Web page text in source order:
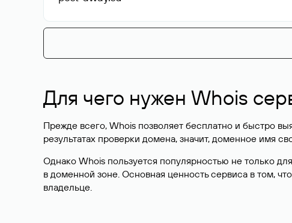
Для чего нужен Whois
Прежде всего, Whois позволяет бесплатно и быстро
результатах проверки домена, значит, доменное имя
Однако Whois пользуется популярностью не только
в доменной зоне. Основная ценность сервиса в том,
владельце.